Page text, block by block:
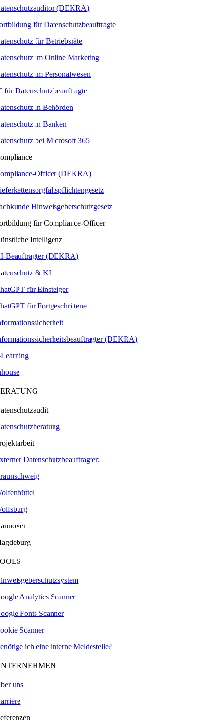
(DEKRA)
für Datenschutzbeauftragte
für Betriebsräte
im Online Marketing
im Personalwesen
für Datenschutzbeauftragte
in Behörden
in Banken
bei Microsoft 365
Officer (DEKRA)
Hinweisgeberschutzgesetz
für Compliance-Officer
Intelligenz
Beauftragter (DEKRA)
& KI
für Einsteiger
für Fortgeschrittene
(DEKRA)
Learning
Datenschutzbeauftragter:
Analytics Scanner
Fonts Scanner
Scanner
ich eine interne Meldestelle?
uns